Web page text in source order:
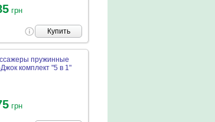
грн
Купить
пружинные
комплект "5 в 1"
грн